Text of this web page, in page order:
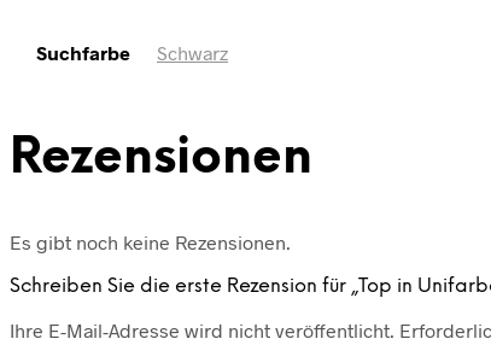
Suchfarbe Schwarz
Rezensionen
Es gibt noch keine Rezensionen.
Schreiben Sie die erste Rezension für „Top in
Ihre E-Mail-Adresse wird nicht veröffentlicht.